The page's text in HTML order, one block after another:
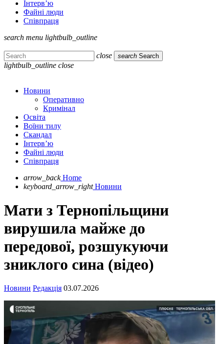
Інтерв’ю
Файні люди
Співпраця
search menu lightbulb_outline
close search Search
lightbulb_outline close
Новини
Оперативно
Кримінал
Освіта
Воїни тилу
Скандал
Інтерв’ю
Файні люди
Співпраця
arrow_back Home
keyboard_arrow_right Новини
Мати з Тернопільщини
вирушила майже до
передової, розшукуючи
зниклого сина (відео)
Новини Редакція 03.07.2026